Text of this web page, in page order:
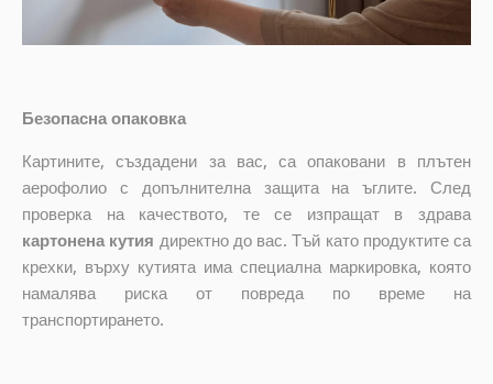
Безопасна опаковка
Картините, създадени за вас, са опаковани в плътен
аерофолио с допълнителна защита на ъглите. След
проверка на качеството, те се изпращат в здрава
картонена кутия директно до вас. Тъй като продуктите са
крехки, върху кутията има специална маркировка, която
намалява риска от повреда по време на
транспортирането.